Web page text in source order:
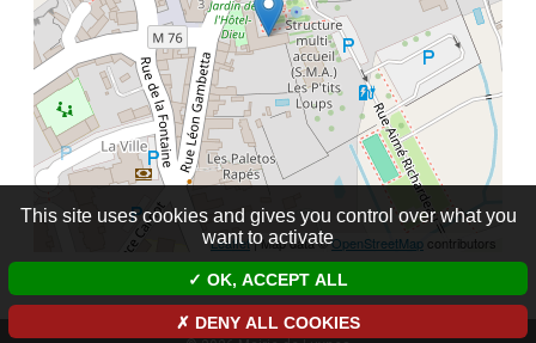
Leaflet| Map data ©OpenStreetMap contributors
This site uses cookies and gives you control over what you
want to activate
OK, ACCEPT ALL
DENY ALL COOKIES